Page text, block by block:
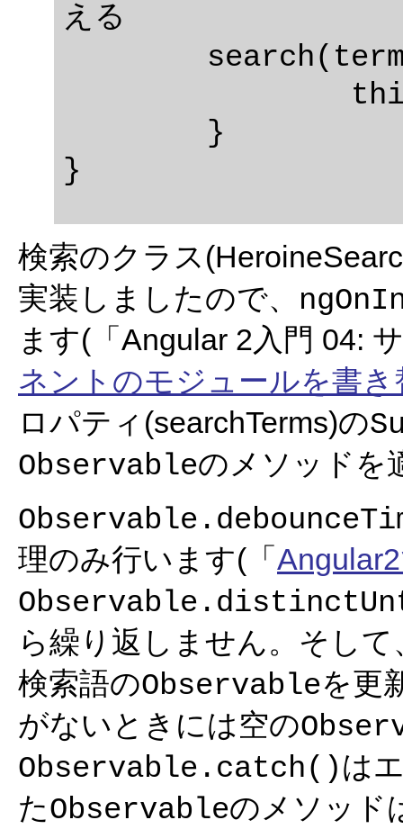
える
検索のクラス
実装しましたので、
ます(「Angular 2入門 04:
ネントのモジュールを書き
ロパティ(searchTerms)の
Observableのメソッドを
理のみ行います(「
ら繰り返しません。そして
検索語のObservableを更
がないときには空の
Observable.catch()は
たObservableのメソッド